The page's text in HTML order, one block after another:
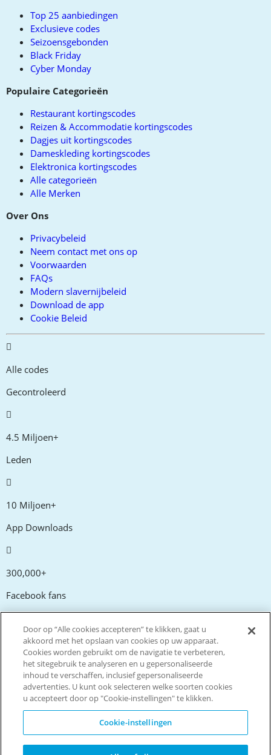
Top 25 aanbiedingen
Exclusieve codes
Seizoensgebonden
Black Friday
Cyber Monday
Populaire Categorieën
Restaurant kortingscodes
Reizen & Accommodatie kortingscodes
Dagjes uit kortingscodes
Dameskleding kortingscodes
Elektronica kortingscodes
Alle categorieën
Alle Merken
Over Ons
Privacybeleid
Neem contact met ons op
Voorwaarden
FAQs
Modern slavernijbeleid
Download de app
Cookie Beleid
Alle codes
Gecontroleerd
4.5 Miljoen+
Leden
10 Miljoen+
App Downloads
300,000+
Facebook fans
20,000+
Kortingscodes
Live more. Spend less.
© Copyright Invitation Digital Ltd. Alle rechten voorbehouden
Door op “Alle cookies accepteren” te klikken, gaat u
akkoord met het opslaan van cookies op uw apparaat.
Cookies worden gebruikt om de navigatie te verbeteren,
het sitegebruik te analyseren en u gepersonaliseerde
inhoud te verschaffen, inclusief gepersonaliseerde
advertenties. U kunt ook selecteren welke soorten cookies
u accepteert door op "Cookie-instellingen" te klikken.
Cookie-instellingen